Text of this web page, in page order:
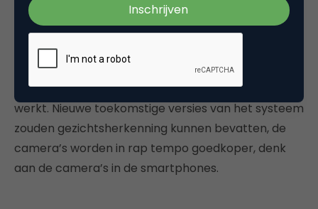
Op zijn eigen website laat AiFi zien hoe verschillende
camerasystemen en technieken ingezet kunnen
worden om mensen te volgen en te zien hoe ze
met producten in de winkel interacteren. Zo kunnen
winkeliers er snel achter komen wat wel of niet
werkt. Nieuwe toekomstige versies van het systeem
zouden gezichtsherkenning kunnen bevatten, de
camera’s worden in rap tempo goedkoper, denk
aan de camera’s in de smartphones.